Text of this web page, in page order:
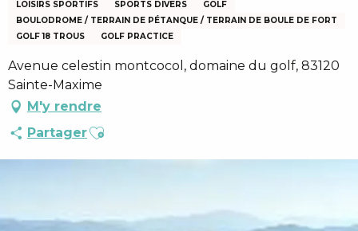
LOISIRS SPORTIFS SPORTS DIVERS
GOLF
BOULODROME / TERRAIN DE PÉTANQUE / TERRAIN DE BOULE DE FORT
GOLF 18 TROUS
GOLF PRACTICE
Avenue celestin montcocol, domaine du golf, 83120
Sainte-Maxime
M'y rendre
PartagerAjouter aux favoris